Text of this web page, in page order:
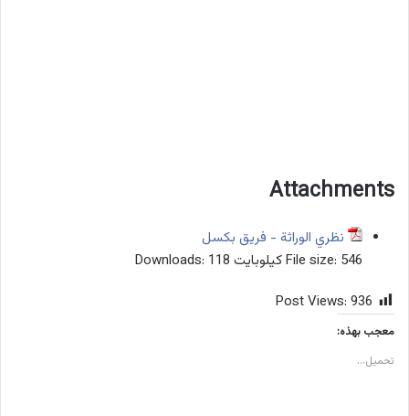
Attachments
نظري الوراثة - فريق بكسل
File size: 546 كيلوبايت Downloads: 118
Post Views: 936
معجب بهذه:
تحميل...